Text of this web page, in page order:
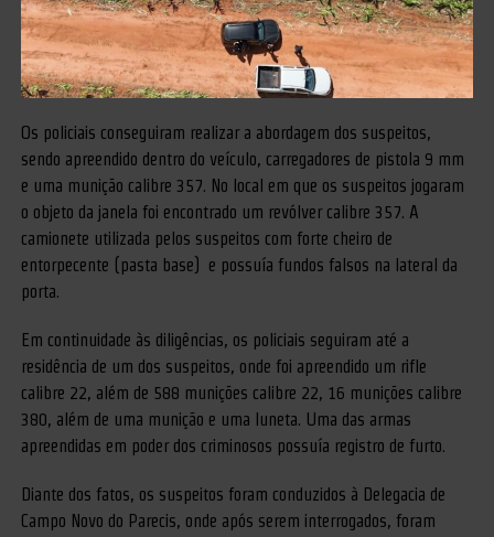
Os policiais conseguiram realizar a abordagem dos suspeitos,
sendo apreendido dentro do veículo, carregadores de pistola 9 mm
e uma munição calibre 357. No local em que os suspeitos jogaram
o objeto da janela foi encontrado um revólver calibre 357. A
camionete utilizada pelos suspeitos com forte cheiro de
entorpecente (pasta base) e possuía fundos falsos na lateral da
porta.
Em continuidade às diligências, os policiais seguiram até a
residência de um dos suspeitos, onde foi apreendido um rifle
calibre 22, além de 588 munições calibre 22, 16 munições calibre
380, além de uma munição e uma luneta. Uma das armas
apreendidas em poder dos criminosos possuía registro de furto.
Diante dos fatos, os suspeitos foram conduzidos à Delegacia de
Campo Novo do Parecis, onde após serem interrogados, foram